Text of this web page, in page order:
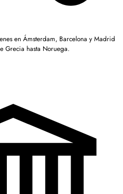
en Ámsterdam, Barcelona y Madrid
Grecia hasta Noruega.